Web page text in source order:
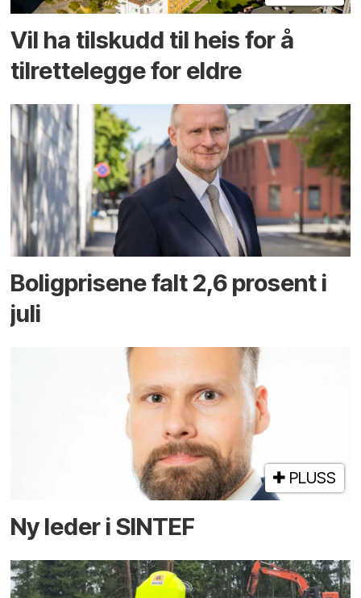
Vil ha tilskudd til heis for å
tilrettelegge for eldre
Boligprisene falt 2,6 prosent i
juli
PLUSS
Ny leder i SINTEF